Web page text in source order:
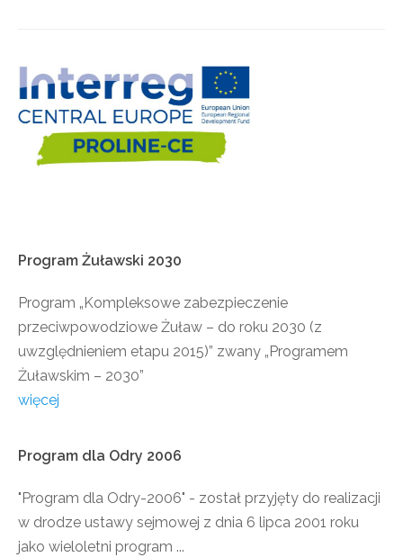
Program Żuławski 2030
Program „Kompleksowe zabezpieczenie
przeciwpowodziowe Żuław – do roku 2030 (z
uwzględnieniem etapu 2015)” zwany „Programem
Żuławskim – 2030”
więcej
Program dla Odry 2006
"Program dla Odry-2006" - został przyjęty do realizacji
w drodze ustawy sejmowej z dnia 6 lipca 2001 roku
jako wieloletni program ...